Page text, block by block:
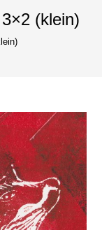
(klein)